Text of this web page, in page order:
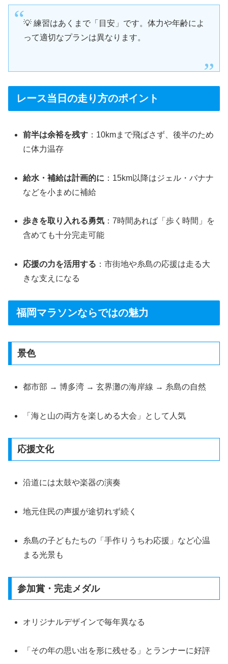
💡 練習はあくまで「目安」です。体力や年齢によ
って適切なプランは異なります。
レース当日の走り方のポイント
前半は余裕を残す ：10kmまで飛ばさず、後半のため
に体力温存
給水・補給は計画的に ：15km以降はジェル・バナナ
などを小まめに補給
歩きを取り入れる勇気 ：7時間あれば「歩く時間」を
含めても十分完走可能
応援の力を活用する ：市街地や糸島の応援は走る大
きな支えになる
福岡マラソンならではの魅力
景色
都市部 → 博多湾 → 玄界灘の海岸線 → 糸島の自然
「海と山の両方を楽しめる大会」として人気
応援文化
沿道には太鼓や楽器の演奏
地元住民の声援が途切れず続く
糸島の子どもたちの「手作りうちわ応援」など心温
まる光景も
参加賞・完走メダル
オリジナルデザインで毎年異なる
「その年の思い出を形に残せる」とランナーに好評